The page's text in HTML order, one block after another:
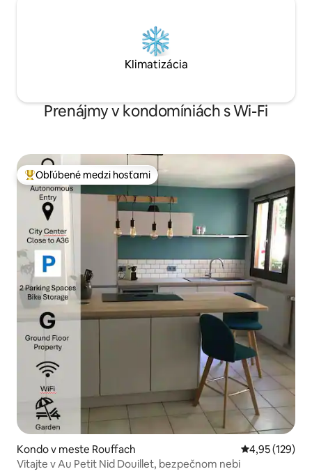
Klimatizácia
Prenájmy v kondomíniách s Wi-Fi
Najobľúbenejšie medzi hosťami
Obľúbené medzi hosťami
Kondo v meste Rouffach Priemerné
4,95 (129)
Vitajte v Au Petit Nid Douillet, bezpečnom nebi